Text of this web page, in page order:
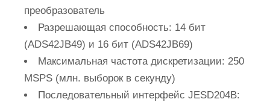
преобразователь
Разрешающая способность: 14 бит
(ADS42JB49) и 16 бит (ADS42JB69)
Максимальная частота дискретизации: 250
MSPS (млн. выборок в секунду)
Последовательный интерфейс JESD204B: